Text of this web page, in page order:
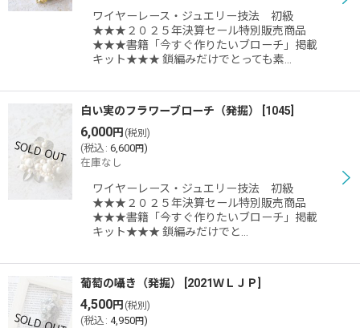
ワイヤーレース・ジュエリー技法 初級
★★★２０２５年決算セール特別販売商品
★★★書籍「今すぐ作りたいブローチ」掲載
キット★★★ 鎖編みだけでとっても素…
白い実のフラワーブローチ（発掘） 1045
6,000円 (税別)
(税込 : 6,600円)
在庫なし
ワイヤーレース・ジュエリー技法 初級
★★★２０２５年決算セール特別販売商品
★★★書籍「今すぐ作りたいブローチ」掲載
キット★★★ 鎖編みだけでと…
葡萄の囁き（発掘） 2021ＷＬＪＰ
4,500円 (税別)
(税込 : 4,950円)